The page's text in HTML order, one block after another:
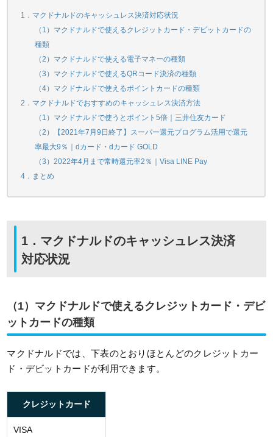
1．マクドナルドのキャッシュレス決済対応状況
（1）マクドナルドで使えるクレジットカード・デビットカードの
種類
（2）マクドナルドで使える電子マネーの種類
（3）マクドナルドで使えるQRコード決済の種類
（4）マクドナルドで使えるポイントカードの種類
2．マクドナルドでおすすめのキャッシュレス決済方法
（1）マクドナルドで使うとポイント5倍｜三井住友カード
（2）【2021年7月9日終了】スーパー還元プログラム活用で還元
率最大9％｜dカード・dカード GOLD
（3）2022年4月まで常時還元率2％｜Visa LINE Pay
4．まとめ
1．マクドナルドのキャッシュレス決済
対応状況
（1）マクドナルドで使えるクレジットカード・デビ
ットカードの種類
マクドナルドでは、下表のとおりほとんどのクレジットカー
ド・デビットカードが利用できます。
クレジットカード
VISA